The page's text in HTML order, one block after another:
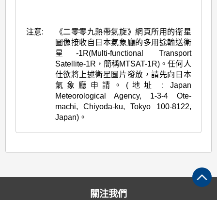
注意:
《二零零九熱帶氣旋》網頁所用的衛星
圖像接收自日本氣象廳的多用途輸送衛
星-1R(Multi-functional Transport
Satellite-1R，簡稱MTSAT-1R)。任何人
仕欲將上述衛星圖片發放，請先向日本
氣象廳申請。(地址 : Japan
Meteorological Agency, 1-3-4 Ote-
machi, Chiyoda-ku, Tokyo 100-8122,
Japan)。
關注我們